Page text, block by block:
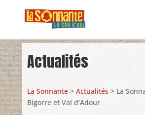
Actualités
La Sonnante> Actualités> La
Bigorre et Val d’Adour